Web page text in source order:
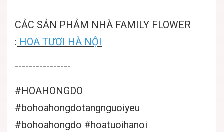
CẢC SẢN PHẢM NHÀ FAMILY FLOWER
: HOA TƯƠI HÀ NỘI
----------------
#HOAHONGDO
#bohoahongdotangnguoiyeu
#bohoahongdo #hoatuoihanoi